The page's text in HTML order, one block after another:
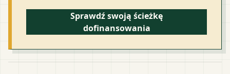
Sprawdź swoją ścieżkę
dofinansowania